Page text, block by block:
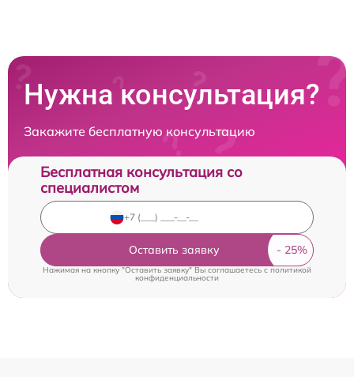
Нужна консультация?
Закажите бесплатную консультацию
Бесплатная консультация со
специалистом
Оставить заявку
Нажимая на кнопку "Оставить заявку" Вы соглашаетесь cполитикой
конфиденциальности